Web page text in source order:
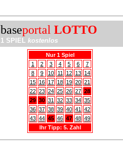
baseportal LOTTO
1 SPIEL kostenlos
Nur 1 Spiel
1
2 3 4 5 6
7
8
9 10 11 12 13 14
15 16 17 18 19 20 21
22 23 24 25 26 27 28
29 30 31 32 33 34 35
36 37 38 39 40 41
42
43 44 45 46 47 48 49
Ihr Tipp: 5. Zahl